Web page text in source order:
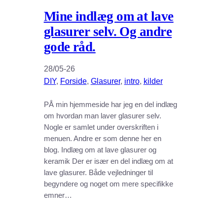
Mine indlæg om at lave
glasurer selv. Og andre
gode råd.
28/05-26
DIY, Forside, Glasurer, intro, kilder
PÅ min hjemmeside har jeg en del indlæg
om hvordan man laver glasurer selv.
Nogle er samlet under overskriften i
menuen. Andre er som denne her en
blog. Indlæg om at lave glasurer og
keramik Der er især en del indlæg om at
lave glasurer. Både vejledninger til
begyndere og noget om mere specifikke
emner…